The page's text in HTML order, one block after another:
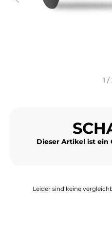
SPEZIELLE
DE | EUR € —
MARKEN
1 /
Dieser Artikel ist ein
Leider sind keine